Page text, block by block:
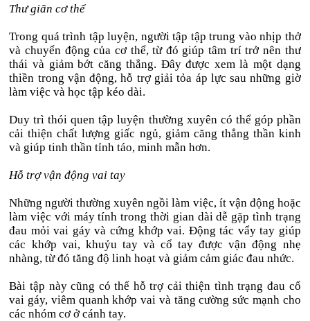
Thư giãn cơ thể
Trong quá trình tập luyện, người tập tập trung vào nhịp thở
và chuyển động của cơ thể, từ đó giúp tâm trí trở nên thư
thái và giảm bớt căng thẳng. Đây được xem là một dạng
thiền trong vận động, hỗ trợ giải tỏa áp lực sau những giờ
làm việc và học tập kéo dài.
Duy trì thói quen tập luyện thường xuyên có thể góp phần
cải thiện chất lượng giấc ngủ, giảm căng thẳng thần kinh
và giúp tinh thần tỉnh táo, minh mẫn hơn.
Hỗ trợ vận động vai tay
Những người thường xuyên ngồi làm việc, ít vận động hoặc
làm việc với máy tính trong thời gian dài dễ gặp tình trạng
đau mỏi vai gáy và cứng khớp vai. Động tác vẩy tay giúp
các khớp vai, khuỷu tay và cổ tay được vận động nhẹ
nhàng, từ đó tăng độ linh hoạt và giảm cảm giác đau nhức.
Bài tập này cũng có thể hỗ trợ cải thiện tình trạng đau cổ
vai gáy, viêm quanh khớp vai và tăng cường sức mạnh cho
các nhóm cơ ở cánh tay.